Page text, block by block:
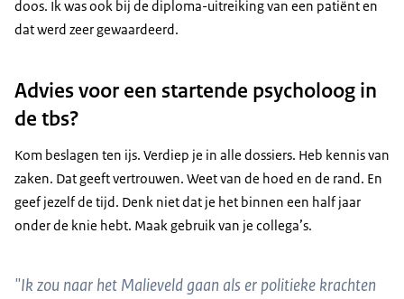
doos. Ik was ook bij de diploma-uitreiking van een patiënt en
dat werd zeer gewaardeerd.
Advies voor een startende psycholoog in
de tbs?
Kom beslagen ten ijs. Verdiep je in alle dossiers. Heb kennis van
zaken. Dat geeft vertrouwen. Weet van de hoed en de rand. En
geef jezelf de tijd. Denk niet dat je het binnen een half jaar
onder de knie hebt. Maak gebruik van je collega’s.
"Ik zou naar het Malieveld gaan als er politieke krachten